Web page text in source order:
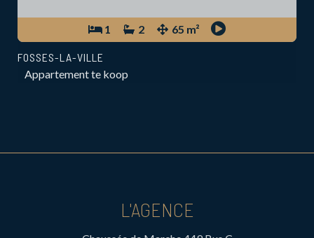
1 2 65 m²
FOSSES-LA-VILLE
Appartement te koop
L'AGENCE